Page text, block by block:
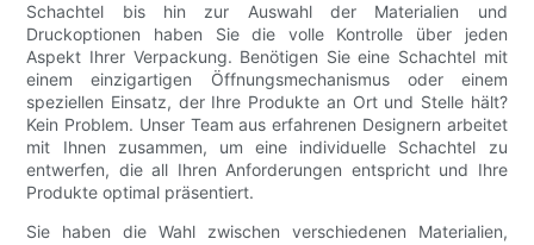
Schachtel bis hin zur Auswahl der Materialien und
Druckoptionen haben Sie die volle Kontrolle über jeden
Aspekt Ihrer Verpackung. Benötigen Sie eine Schachtel mit
einem einzigartigen Öffnungsmechanismus oder einem
speziellen Einsatz, der Ihre Produkte an Ort und Stelle hält?
Kein Problem. Unser Team aus erfahrenen Designern arbeitet
mit Ihnen zusammen, um eine individuelle Schachtel zu
entwerfen, die all Ihren Anforderungen entspricht und Ihre
Produkte optimal präsentiert.
Sie haben die Wahl zwischen verschiedenen Materialien,